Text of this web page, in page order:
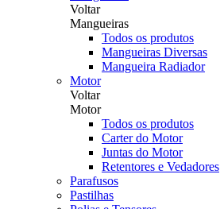
Voltar
Mangueiras
Todos os produtos
Mangueiras Diversas
Mangueira Radiador
Motor
Voltar
Motor
Todos os produtos
Carter do Motor
Juntas do Motor
Retentores e Vedadores
Parafusos
Pastilhas